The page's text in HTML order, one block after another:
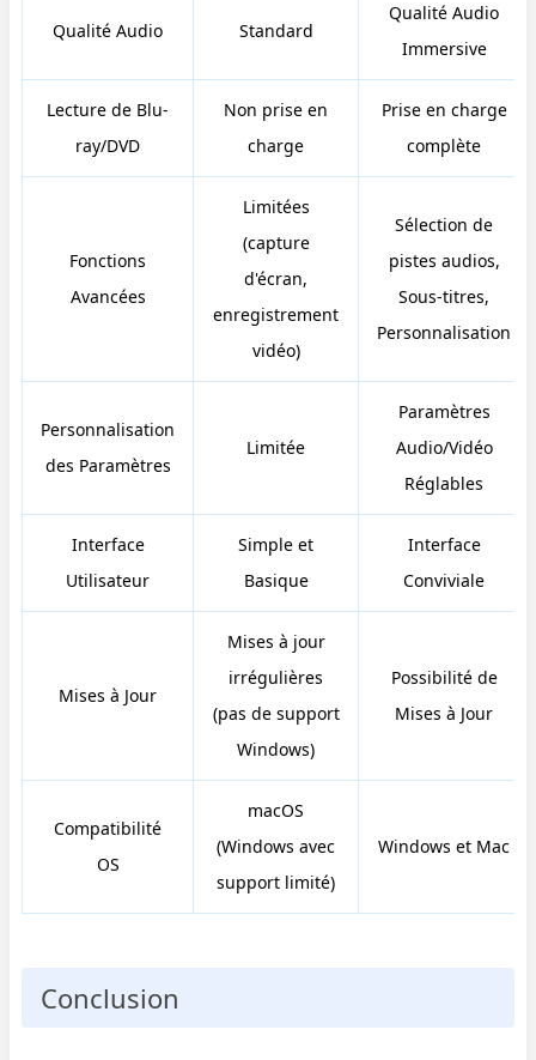
Qualité Audio Standard
Qualité Audio
Immersive
Lecture de Blu-
ray/DVD
Non prise en
charge
Prise en charge
complète
Fonctions
Avancées
Limitées
(capture
d'écran,
enregistrement
vidéo)
Sélection de
pistes audios,
Sous-titres,
Personnalisation
Personnalisation
des Paramètres
Limitée
Paramètres
Audio/Vidéo
Réglables
Interface
Utilisateur
Simple et
Basique
Interface
Conviviale
Mises à Jour
Mises à jour
irrégulières
(pas de support
Windows)
Possibilité de
Mises à Jour
Compatibilité
OS
macOS
(Windows avec
support limité)
Windows et Mac
Conclusion